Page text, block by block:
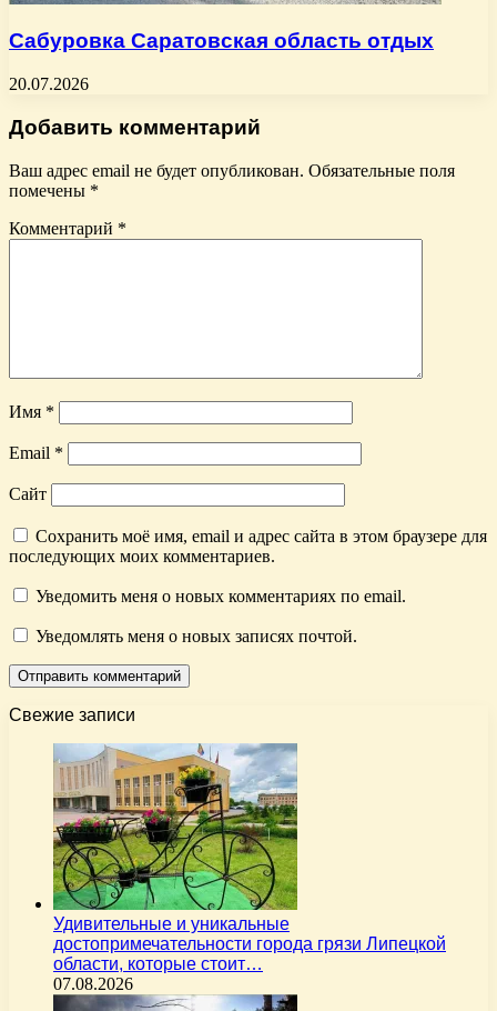
Сабуровка Саратовская область отдых
20.07.2026
Добавить комментарий
Ваш адрес email не будет опубликован. Обязательные поля
помечены *
Комментарий *
Имя *
Email *
Сайт
Сохранить моё имя, email и адрес сайта в этом браузере для
последующих моих комментариев.
Уведомить меня о новых комментариях по email.
Уведомлять меня о новых записях почтой.
Свежие записи
Удивительные и уникальные
достопримечательности города грязи Липецкой
области, которые стоит…
07.08.2026